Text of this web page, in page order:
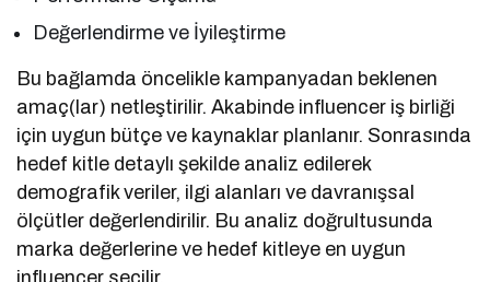
Değerlendirme ve İyileştirme
Bu bağlamda öncelikle kampanyadan beklenen
amaç(lar) netleştirilir. Akabinde influencer iş birliği
için uygun bütçe ve kaynaklar planlanır. Sonrasında
hedef kitle detaylı şekilde analiz edilerek
demografik veriler, ilgi alanları ve davranışsal
ölçütler değerlendirilir. Bu analiz doğrultusunda
marka değerlerine ve hedef kitleye en uygun